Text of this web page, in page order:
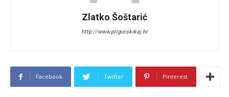
Zlatko Šoštarić
http://www.prigorskikaj.hr
Facebook Twitter Pinterest